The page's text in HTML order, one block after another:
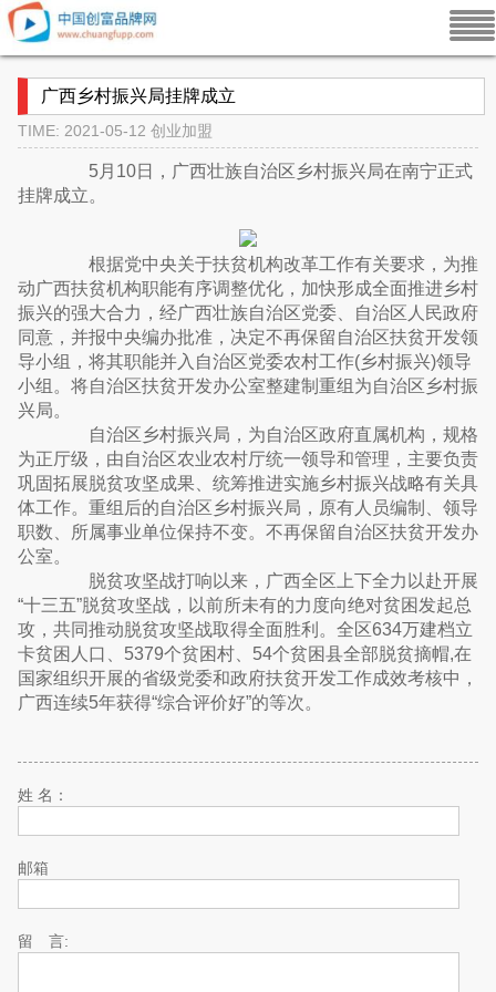
广西乡村振兴局挂牌成立
TIME: 2021-05-12 创业加盟
5月10日，广西壮族自治区乡村振兴局在南宁正式
挂牌成立。
根据党中央关于扶贫机构改革工作有关要求，为推
动广西扶贫机构职能有序调整优化，加快形成全面推进乡村
振兴的强大合力，经广西壮族自治区党委、自治区人民政府
同意，并报中央编办批准，决定不再保留自治区扶贫开发领
导小组，将其职能并入自治区党委农村工作(乡村振兴)领导
小组。将自治区扶贫开发办公室整建制重组为自治区乡村振
兴局。
自治区乡村振兴局，为自治区政府直属机构，规格
为正厅级，由自治区农业农村厅统一领导和管理，主要负责
巩固拓展脱贫攻坚成果、统筹推进实施乡村振兴战略有关具
体工作。重组后的自治区乡村振兴局，原有人员编制、领导
职数、所属事业单位保持不变。不再保留自治区扶贫开发办
公室。
脱贫攻坚战打响以来，广西全区上下全力以赴开展
“十三五”脱贫攻坚战，以前所未有的力度向绝对贫困发起总
攻，共同推动脱贫攻坚战取得全面胜利。全区634万建档立
卡贫困人口、5379个贫困村、54个贫困县全部脱贫摘帽,在
国家组织开展的省级党委和政府扶贫开发工作成效考核中，
广西连续5年获得“综合评价好”的等次。
姓 名：
邮箱
留 言: